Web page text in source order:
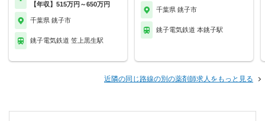
【年収】515万円～650万円
千葉県 銚子市
銚子電気鉄道 笠上黒生駅
千葉県 銚子市
銚子電気鉄道 本銚子駅
近隣の同じ路線の別の薬剤師求人をもっと見る